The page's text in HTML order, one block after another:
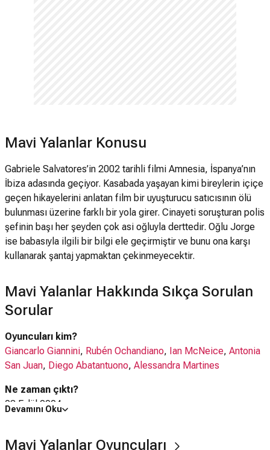
Mavi Yalanlar Konusu
Gabriele Salvatores’in 2002 tarihli filmi Amnesia, İspanya’nın
İbiza adasında geçiyor. Kasabada yaşayan kimi bireylerin içiçe
geçen hikayelerini anlatan film bir uyuşturucu satıcısının ölü
bulunması üzerine farklı bir yola girer. Cinayeti soruşturan polis
şefinin başı her şeyden çok asi oğluyla derttedir. Oğlu Jorge
ise babasıyla ilgili bir bilgi ele geçirmiştir ve bunu ona karşı
kullanarak şantaj yapmaktan çekinmeyecektir.
Mavi Yalanlar Hakkında Sıkça Sorulan
Sorular
Oyuncuları kim?
Giancarlo Giannini, Rubén Ochandiano, Ian McNeice, Antonia
San Juan, Diego Abatantuono, Alessandra Martines
Ne zaman çıktı?
03 Eylül 2004
Mavi Yalanlar filmiİtalya,İspanya 'da çekilmiştir.
Devamını Oku
Mavi Yalanlar Oyuncuları